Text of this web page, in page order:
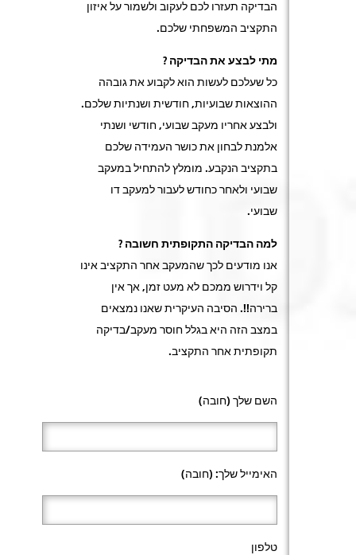
הבדיקה תעזרו לכם לעקוב ולשמור על איזון
התקציב המשפחתי שלכם.
מתי לבצע את הבדיקה ?
כל שעלכם לעשות הוא לקבוע את גובהה
ההוצאות שבועיות, חודשית ושנתיות שלכם.
ולבצע אחריו מעקב שבועי, חודשי ושנתי
אלמנת לבחון את כושר העמידה שלכם
בתקציב הנקבע. מומלץ להתחיל במעקב
שבועי ולאחר כחודש לעבור למעקב דו
שבועי.
למה הבדיקה התקופתית חשובה ?
אנו מודעים לכך שהמעקב אחר התקציב אינו
קל וידרוש ממכם לא מעט זמן, אך אין
ברירה!!. הסיבה העיקרית שאנו נמצאים
במצב הזה היא בגלל חוסר מעקב/בדיקה
תקופתית אחר התקציב.
השם שלך (חובה)
האימייל שלך: (חובה)
טלפון